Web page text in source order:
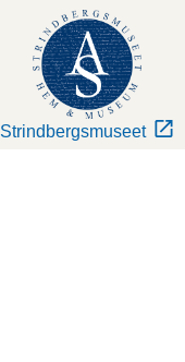
Strindbergsmuseet